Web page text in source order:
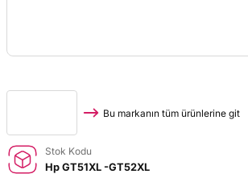
Bu markanın tüm ürünlerine git
Stok Kodu
Hp GT51XL -GT52XL